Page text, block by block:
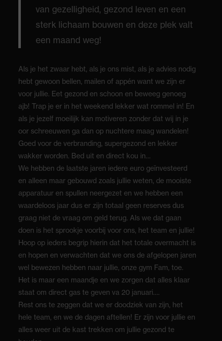
van gezelligheid, gezond leven en een
sterk lichaam bouwen en deze plek valt
een maand weg!
Als je het zwaar hebt, als je ons mist, als je advies nodig
hebt gewoon bellen, mailen of appén want we zijn er
voor jullie. Eet gezond en schoon en beweeg genoeg
ajb! Trap je er in het weekend lekker wat rommel in! En
als je jezelf moeilijk kan motiveren zonder dat wij in je
oor schreeuwen ga dan op nuchtere maag wandelen!
Goed voor de verbranding, supergezond en lekker
wakker worden. Bed uit en direct kou in…
We hebben de laatste jaren iedere euro geïnvesteerd
en alleen maar gebouwd zoals jullie weten, de mooiste
apparatuur en spullen neergezet en we hebben een
waardeloos jaar dus er zijn totaal geen reserves dus
graag niet de vraag om geld terug. Als we dat gaan
doen is het sprookje voorbij voor ons, het team en jullie!
Hoop op ieders begrip hierin dat het totale overmacht is
en hopen en verwachten dat we ons de afgelopen jaren
wel bewezen hebben naar jullie, onze gym Fam, toe.
Het is maar een maandje en we zorgen dat alles klaar
staat om direct gas te geven va 20 januari….
Rest ons te zeggen dat we er doodziek van zijn, het
hele team, en we de dagen aftellen! Er zijn voor jullie en
alles weer uit de kast trekken om jullie gezond te